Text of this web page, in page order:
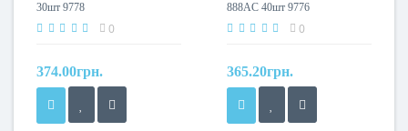
30шт 9778
0
374.00грн.
888AC 40шт 9776
0
365.20грн.